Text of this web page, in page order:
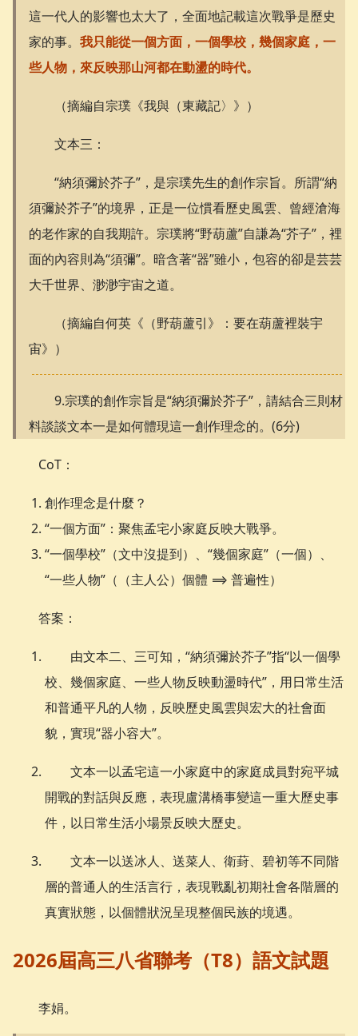
這一代人的影響也太大了，全面地記載這次戰爭是歷史
家的事。 我只能從一個方面，一個學校，幾個家庭，一
些人物，來反映那山河都在動盪的時代。
（摘編自宗璞《我與（東藏記〉》）
文本三：
“納須彌於芥子”，是宗璞先生的創作宗旨。所謂“納
須彌於芥子”的境界，正是一位慣看歷史風雲、曾經滄海
的老作家的自我期許。宗璞將“野葫蘆”自謙為“芥子”，裡
面的內容則為“須彌”。暗含著“器”雖小，包容的卻是芸芸
大千世界、渺渺宇宙之道。
（摘編自何英《（野葫蘆引》：要在葫蘆裡裝宇
宙》）
9.宗璞的創作宗旨是“納須彌於芥子”，請結合三則材
料談談文本一是如何體現這一創作理念的。(6分)
CoT：
創作理念是什麼？
“一個方面”：聚焦孟宅小家庭反映大戰爭。
“一個學校”（文中沒提到）、“幾個家庭”（一個）、
“一些人物”（（主人公）個體 ⟹ 普遍性）
答案：
由文本二、三可知，“納須彌於芥子”指“以一個學
校、幾個家庭、一些人物反映動盪時代”，用日常生活
和普通平凡的人物，反映歷史風雲與宏大的社會面
貌，實現“器小容大”。
文本一以孟宅這一小家庭中的家庭成員對宛平城
開戰的對話與反應，表現盧溝橋事變這一重大歷史事
件，以日常生活小場景反映大歷史。
文本一以送冰人、送菜人、衛葑、碧初等不同階
層的普通人的生活言行，表現戰亂初期社會各階層的
真實狀態，以個體狀況呈現整個民族的境遇。
2026屆高三八省聯考（T8）語文試題
李娟。